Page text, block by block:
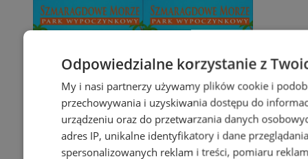
Odpowiedzialne korzystanie z
My i nasi partnerzy używamy plików cookie i
przechowywania i uzyskiwania dostępu do
urządzeniu oraz do przetwarzania danych
adres IP, unikalne identyfikatory i dane
spersonalizowanych reklam i treści, pomiaru